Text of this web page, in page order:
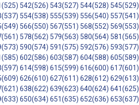
542(526) 543(527) 544(528) 545(529)
554(538) 555(539) 556(540) 557(541)
566(550) 567(551) 568(552) 569(553)
578(562) 579(563) 580(564) 581(565)
590(574) 591(575) 592(576) 593(577)
602(586) 603(587) 604(588) 605(589)
614(598) 615(599) 616(600) 617(601)
626(610) 627(611) 628(612) 629(613)
638(622) 639(623) 640(624) 641(625)
650(634) 651(635) 652(636) 653(637)